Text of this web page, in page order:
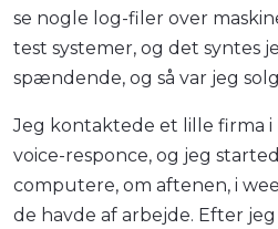
se nogle log-filer over
test systemer, og det syntes
spændende, og så var jeg
Jeg kontaktede et lille firma i
voice-responce, og jeg
computere, om aftenen, i
de havde af arbejde. Efter